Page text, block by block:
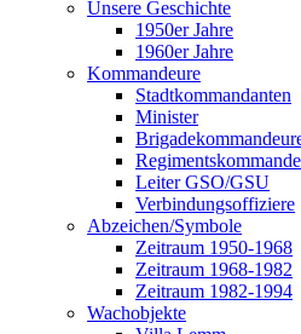
Unsere Geschichte
1950er Jahre
1960er Jahre
Kommandeure
Stadtkommandanten
Minister
Leiter GSO/GSU
Verbindungsoffiziere
Abzeichen/Symbole
Zeitraum 1950-1968
Zeitraum 1968-1982
Zeitraum 1982-1994
Wachobjekte